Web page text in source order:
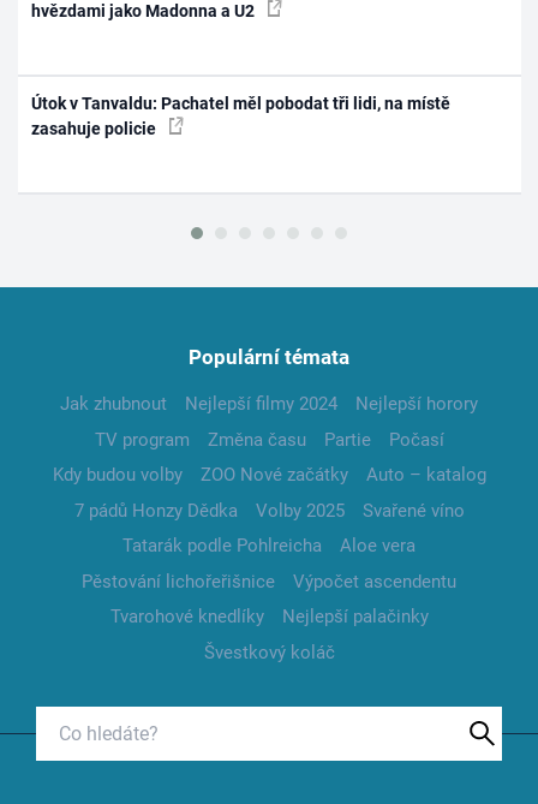
hvězdami jako Madonna a U2
Útok v Tanvaldu: Pachatel měl pobodat tři lidi, na místě
zasahuje policie
Populární témata
Jak zhubnout Nejlepší filmy 2024
Nejlepší horory
TV program
Změna času Partie
Počasí
Kdy budou volby
ZOO Nové začátky
Auto – katalog
7 pádů Honzy Dědka
Volby 2025
Svařené víno
Tatarák podle Pohlreicha
Aloe vera
Pěstování lichořeřišnice
Výpočet ascendentu
Tvarohové knedlíky
Nejlepší palačinky
Švestkový koláč